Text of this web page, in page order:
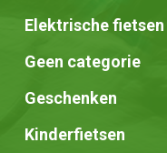
Elektrische fietsen
Geen categorie
Geschenken
Kinderfietsen